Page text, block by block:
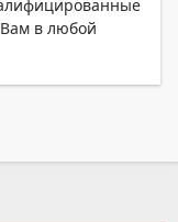
в любой